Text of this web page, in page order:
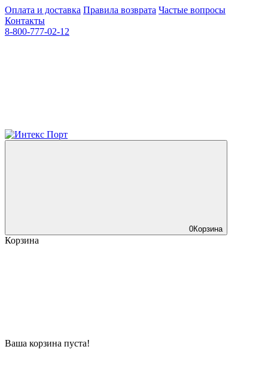
Оплата и доставка Правила возврата Частые вопросы
Контакты
8-800-777-02-12
0Корзина
Корзина
Ваша корзина пуста!